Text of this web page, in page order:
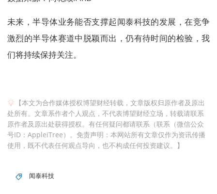
未来，半导体业务能否支撑起闻泰科技的发展，在竞争
激烈的半导体赛道中脱颖而出，仍有待时间的检验，我
们将持续保持关注。
【本文为合作媒体授权博望财经转载，文章版权归原作者及原出
处所有。文章系作者个人观点，不代表博望财经立场，转载请联系
原作者及原出处获得授权。有任何疑问都请联系（联系（微信公众
号ID：AppleiTree）。免责声明：本网站所有文章仅作为资讯传播
使用，既不代表任何观点导向，也不构成任何投资建议。】
闻泰科技